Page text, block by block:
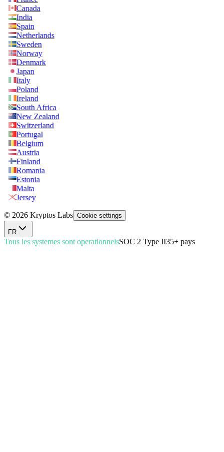
Canada
India
Spain
Netherlands
Sweden
Norway
Denmark
Japan
Italy
Poland
Ireland
South Africa
New Zealand
Switzerland
Portugal
Belgium
Austria
Finland
Romania
Estonia
Malta
Jersey
© 2026 Kryptos Labs Cookie settings
FR
Tous les systemes sont operationnelsSOC 2 Type II35+ pays